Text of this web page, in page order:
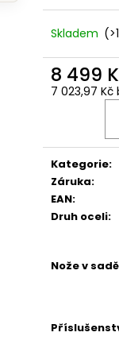
Skladem
8 499
7 023,97 Kč
Kategorie:
Záruka:
EAN:
Druh oceli:
Nože v sadě